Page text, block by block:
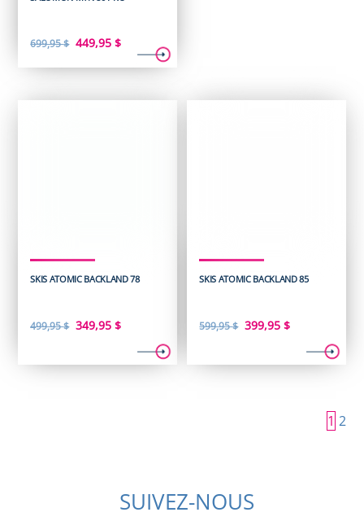
699,95$ Le
était :
449,95$Le
est :
SKIS ATOMIC BACKLAND 78
499,95$ Le
initial
349,95$Le
actuel
SKIS ATOMIC BACKLAND 85
599,95$ Le
initial
399,95$Le
actuel
399,95 $.
1 2
SUIVEZ-NOUS